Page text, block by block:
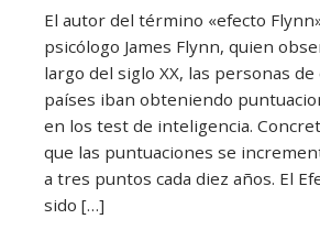
El autor del término «efecto
psicólogo James Flynn, quien
largo del siglo XX, las personas
países iban obteniendo
en los test de inteligencia.
que las puntuaciones se
a tres puntos cada diez años. El
sido […]